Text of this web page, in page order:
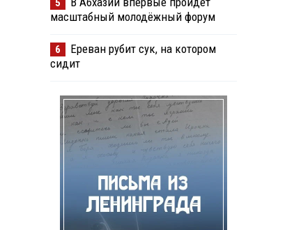
5
масштабный молодёжный форум
6
Ереван рубит сук, на котором
сидит